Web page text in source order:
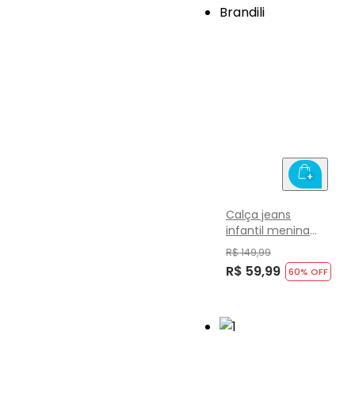
Calça jeans
infantil menina
Brandili
R$ 149,99
R$ 59,99 60% OFF